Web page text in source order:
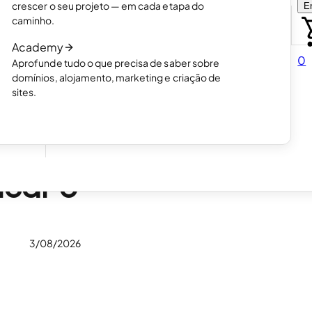
crescer o seu projeto — em cada etapa do
caminho.
Academy
Aprofunde tudo o que precisa de saber sobre
domínios, alojamento, marketing e criação de
sites.
0
Escolha como quer criar o seu site.
Como funciona a criação de sites com IA
Leia o artigo
o
3/08/2026